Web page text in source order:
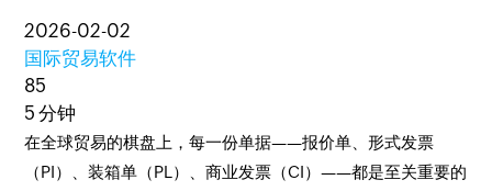
2026-02-02
国际贸易软件
85
5 分钟
在全球贸易的棋盘上，每一份单据——报价单、形式发票
（PI）、装箱单（PL）、商业发票（CI）——都是至关重要的